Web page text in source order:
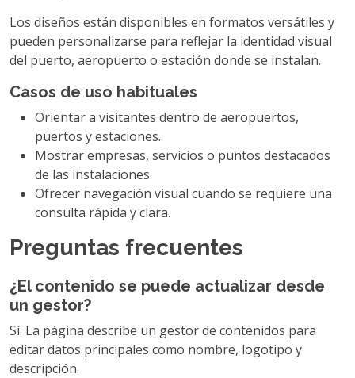
Los diseños están disponibles en formatos versátiles y
pueden personalizarse para reflejar la identidad visual
del puerto, aeropuerto o estación donde se instalan.
Casos de uso habituales
Orientar a visitantes dentro de aeropuertos,
puertos y estaciones.
Mostrar empresas, servicios o puntos destacados
de las instalaciones.
Ofrecer navegación visual cuando se requiere una
consulta rápida y clara.
Preguntas frecuentes
¿El contenido se puede actualizar desde
un gestor?
Sí. La página describe un gestor de contenidos para
editar datos principales como nombre, logotipo y
descripción.